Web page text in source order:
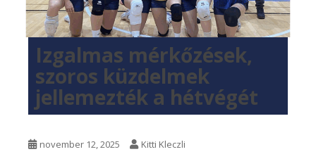
Izgalmas mérkőzések,
szoros küzdelmek
jellemezték a hétvégét
november 12, 2025 Kitti Kleczli